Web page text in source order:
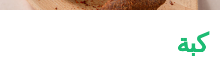
كبة